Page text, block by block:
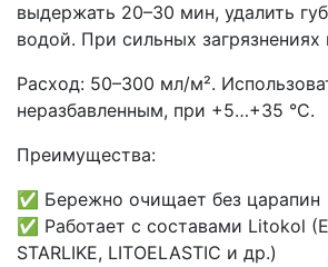
выдержать 20–30 мин, удалить
водой. При сильных загрязнениях
Расход: 50–300 мл/м².
неразбавленным, при +5…+35 °C.
Преимущества:
✅ Бережно очищает без царапин
✅ Работает с составами Litokol
STARLIKE, LITOELASTIC и др.)